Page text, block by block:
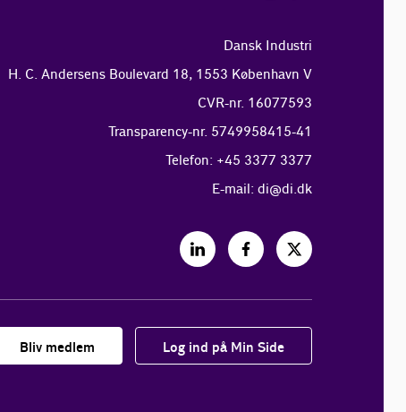
Dansk Industri
H. C. Andersens Boulevard 18, 1553 København V
CVR-nr. 16077593
Transparency-nr. 5749958415-41
Telefon: +45 3377 3377
E-mail: di@di.dk
Bliv medlem Log ind på Min Side